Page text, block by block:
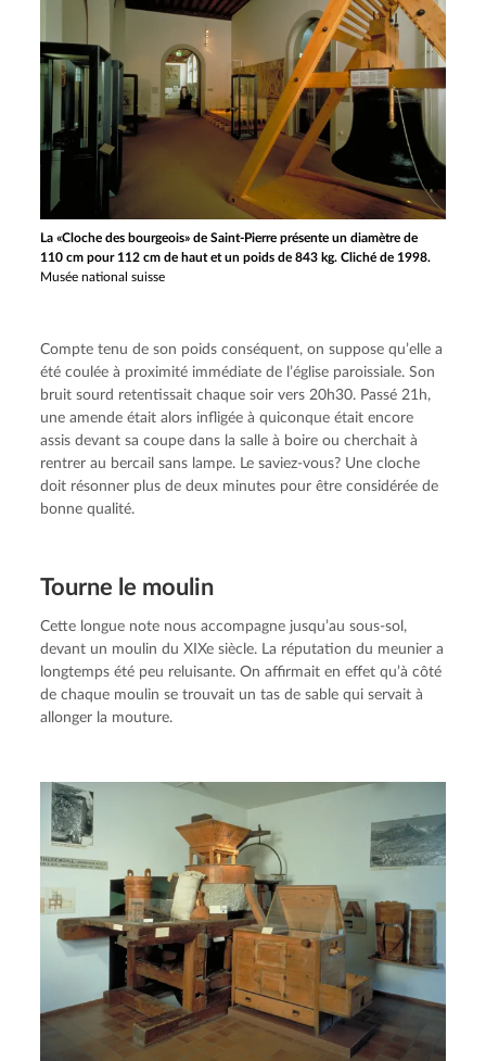
La «Cloche des bourgeois» de Saint-Pierre présente un diamètre de
110 cm pour 112 cm de haut et un poids de 843 kg. Cliché de 1998.
Musée national suisse
Compte tenu de son poids conséquent, on suppose qu’elle a
été coulée à proximité immédiate de l’église paroissiale. Son
bruit sourd retentissait chaque soir vers 20h30. Passé 21h,
une amende était alors infligée à quiconque était encore
assis devant sa coupe dans la salle à boire ou cherchait à
rentrer au bercail sans lampe. Le saviez-vous? Une cloche
doit résonner plus de deux minutes pour être considérée de
bonne qualité.
Tourne le moulin
Cette longue note nous accompagne jusqu’au sous-sol,
devant un moulin du XIXe siècle. La réputation du meunier a
longtemps été peu reluisante. On affirmait en effet qu’à côté
de chaque moulin se trouvait un tas de sable qui servait à
allonger la mouture.